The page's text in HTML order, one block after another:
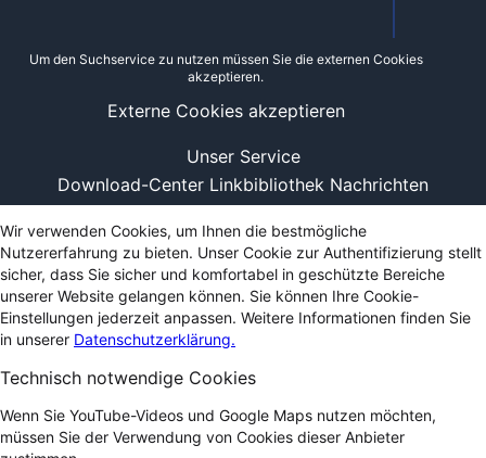
Unser Service
Download-Center Linkbibliothek Nachrichten
Um den Suchservice zu nutzen müssen Sie die externen Cookies
akzeptieren.
Externe Cookies akzeptieren
Wir verwenden Cookies, um Ihnen die bestmögliche
Nutzererfahrung zu bieten. Unser Cookie zur Authentifizierung stellt
sicher, dass Sie sicher und komfortabel in geschützte Bereiche
unserer Website gelangen können. Sie können Ihre Cookie-
Einstellungen jederzeit anpassen. Weitere Informationen finden Sie
in unserer Datenschutzerklärung.
Technisch notwendige Cookies
Wenn Sie YouTube-Videos und Google Maps nutzen möchten,
müssen Sie der Verwendung von Cookies dieser Anbieter